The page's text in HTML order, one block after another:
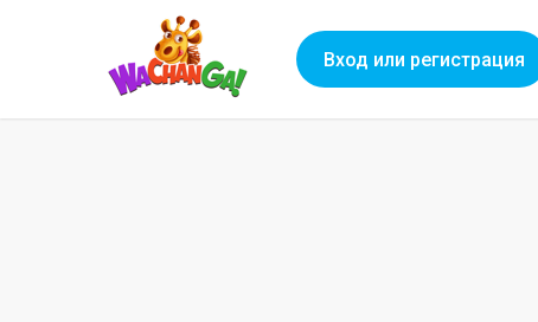
Вход или регистрация